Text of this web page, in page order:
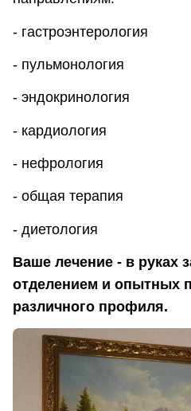
- гастроэнтерология
- пульмонология
- эндокринология
- кардиология
- нефрология
- общая терапия
- диетология
Ваше лечение - в руках
отделением и опытных
различного профиля.